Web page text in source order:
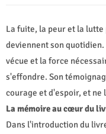
La fuite, la peur et la
deviennent son
vécue et la force
s'effondre. Son
courage et d'espoir, et ne
La mémoire au cœur du
Dans l'introduction du